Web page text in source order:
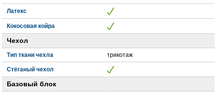
Латекс
Кокосовая койра
Чехол
Тип ткани чехла трикотаж
Стёганый чехол
Базовый блок